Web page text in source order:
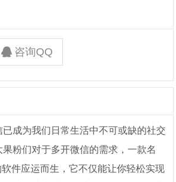
咨询QQ
成为我们日常生活中不可或缺的社交
粉们对于多开微信的需求，一款名
软件应运而生，它不仅能让你轻松实现